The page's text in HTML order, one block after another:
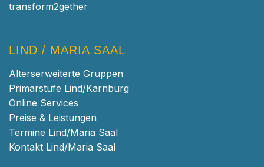
transform2gether
LIND / MARIA SAAL
Alterserweiterte Gruppen
Primarstufe Lind/Karnburg
Online Services
Preise & Leistungen
Termine Lind/Maria Saal
Kontakt Lind/Maria Saal